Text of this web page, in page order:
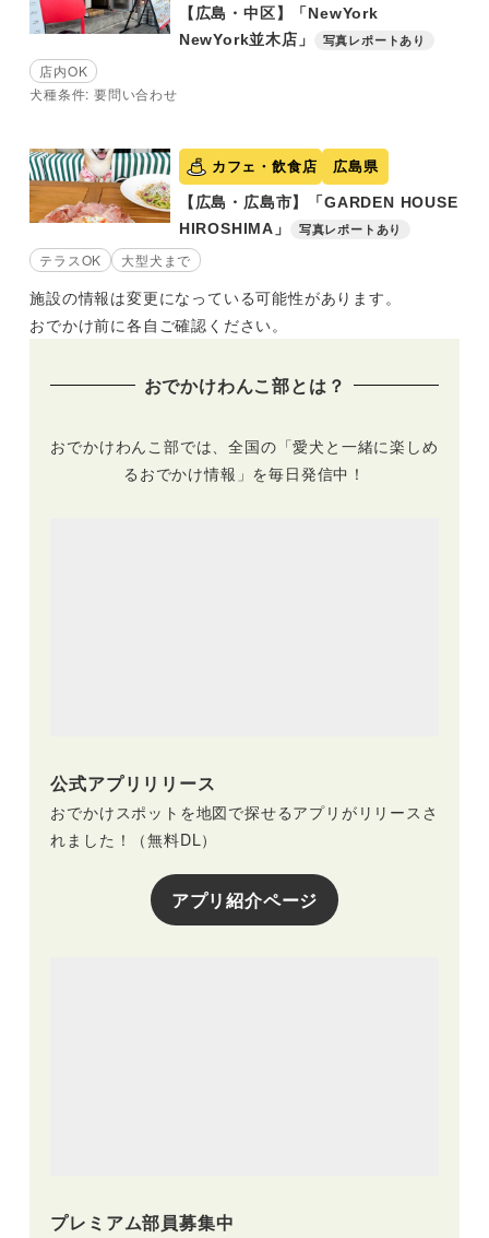
【広島・中区】「NewYork
NewYork並木店」
写真レポートあり
店内OK
犬種条件: 要問い合わせ
カフェ・飲食店 広島県
【広島・広島市】「GARDEN HOUSE
HIROSHIMA」
写真レポートあり
テラスOK 大型犬まで
施設の情報は変更になっている可能性があります。
おでかけ前に各自ご確認ください。
おでかけわんこ部とは？
おでかけわんこ部では、全国の「愛犬と一緒に楽しめ
るおでかけ情報」を毎日発信中！
公式アプリリリース
おでかけスポットを地図で探せるアプリがリリースさ
れました！（無料DL）
アプリ紹介ページ
プレミアム部員募集中